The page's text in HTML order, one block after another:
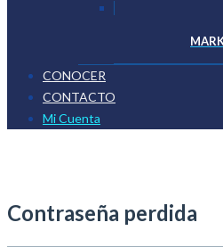
CONOCER
CONTACTO
Mi Cuenta
Contraseña perdida